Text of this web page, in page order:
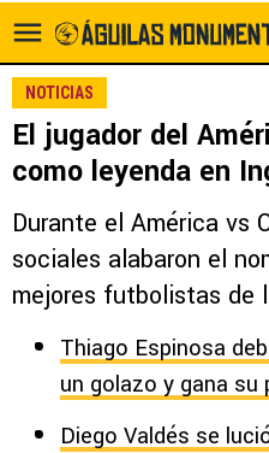
NOTICIAS
El jugador del
como leyenda en
Durante el América vs
sociales alabaron el
mejores futbolistas de
Thiago Espinosa
un golazo y gana su
Diego Valdés se